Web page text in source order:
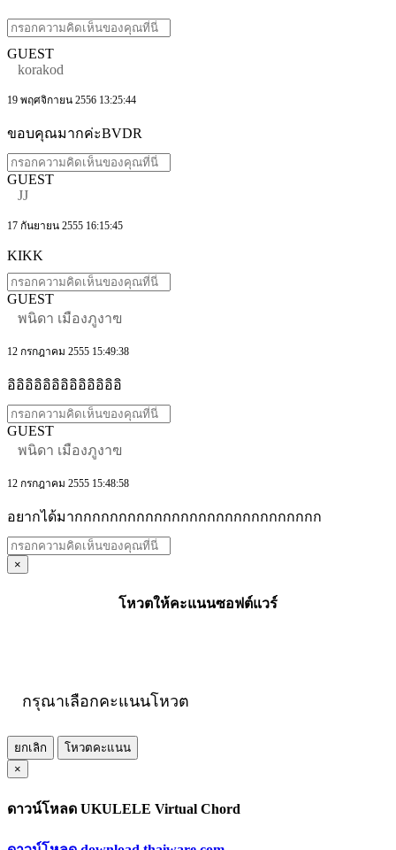
GUEST
korakod
19 พฤศจิกายน 2556 13:25:44
ขอบคุณมากค่ะBVDR
GUEST
JJ
17 กันยายน 2555 16:15:45
KIKK
GUEST
พนิดา เมืองภูงาฃ
12 กรกฎาคม 2555 15:49:38
อิอิอิอิอิอิอิอิอิอิอิอิอิ
GUEST
พนิดา เมืองภูงาฃ
12 กรกฎาคม 2555 15:48:58
อยากได้มากกกกกกกกกกกกกกกกกกกกกกกกกกกก
×
โหวตให้คะแนนซอฟต์แวร์
กรุณาเลือกคะแนนโหวต
ยกเลิก
โหวตคะแนน
×
ดาวน์โหลด UKULELE Virtual Chord